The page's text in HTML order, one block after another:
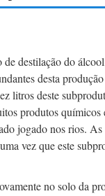
de destilação do
desta
litros deste
produtos químicos
jogado nos rios. As
vez que este
no solo da